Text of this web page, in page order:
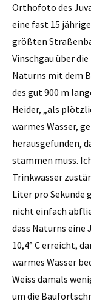
Orthofoto des
eine fast 15
größten
Vinschgau über
Naturns mit dem
des gut 900 m
Heider, „als
warmes Wasser,
herausgefunden,
stammen muss.
Trinkwasser
Liter pro Sekunde
nicht einfach
dass Naturns
10,4° C erreicht,
warmes Wasser
Weiss damals
um die